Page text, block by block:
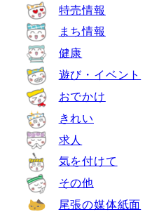
特売情報
まち情報
健康
遊び・イベント
おでかけ
きれい
求人
気を付けて
その他
尾張の媒体紙面